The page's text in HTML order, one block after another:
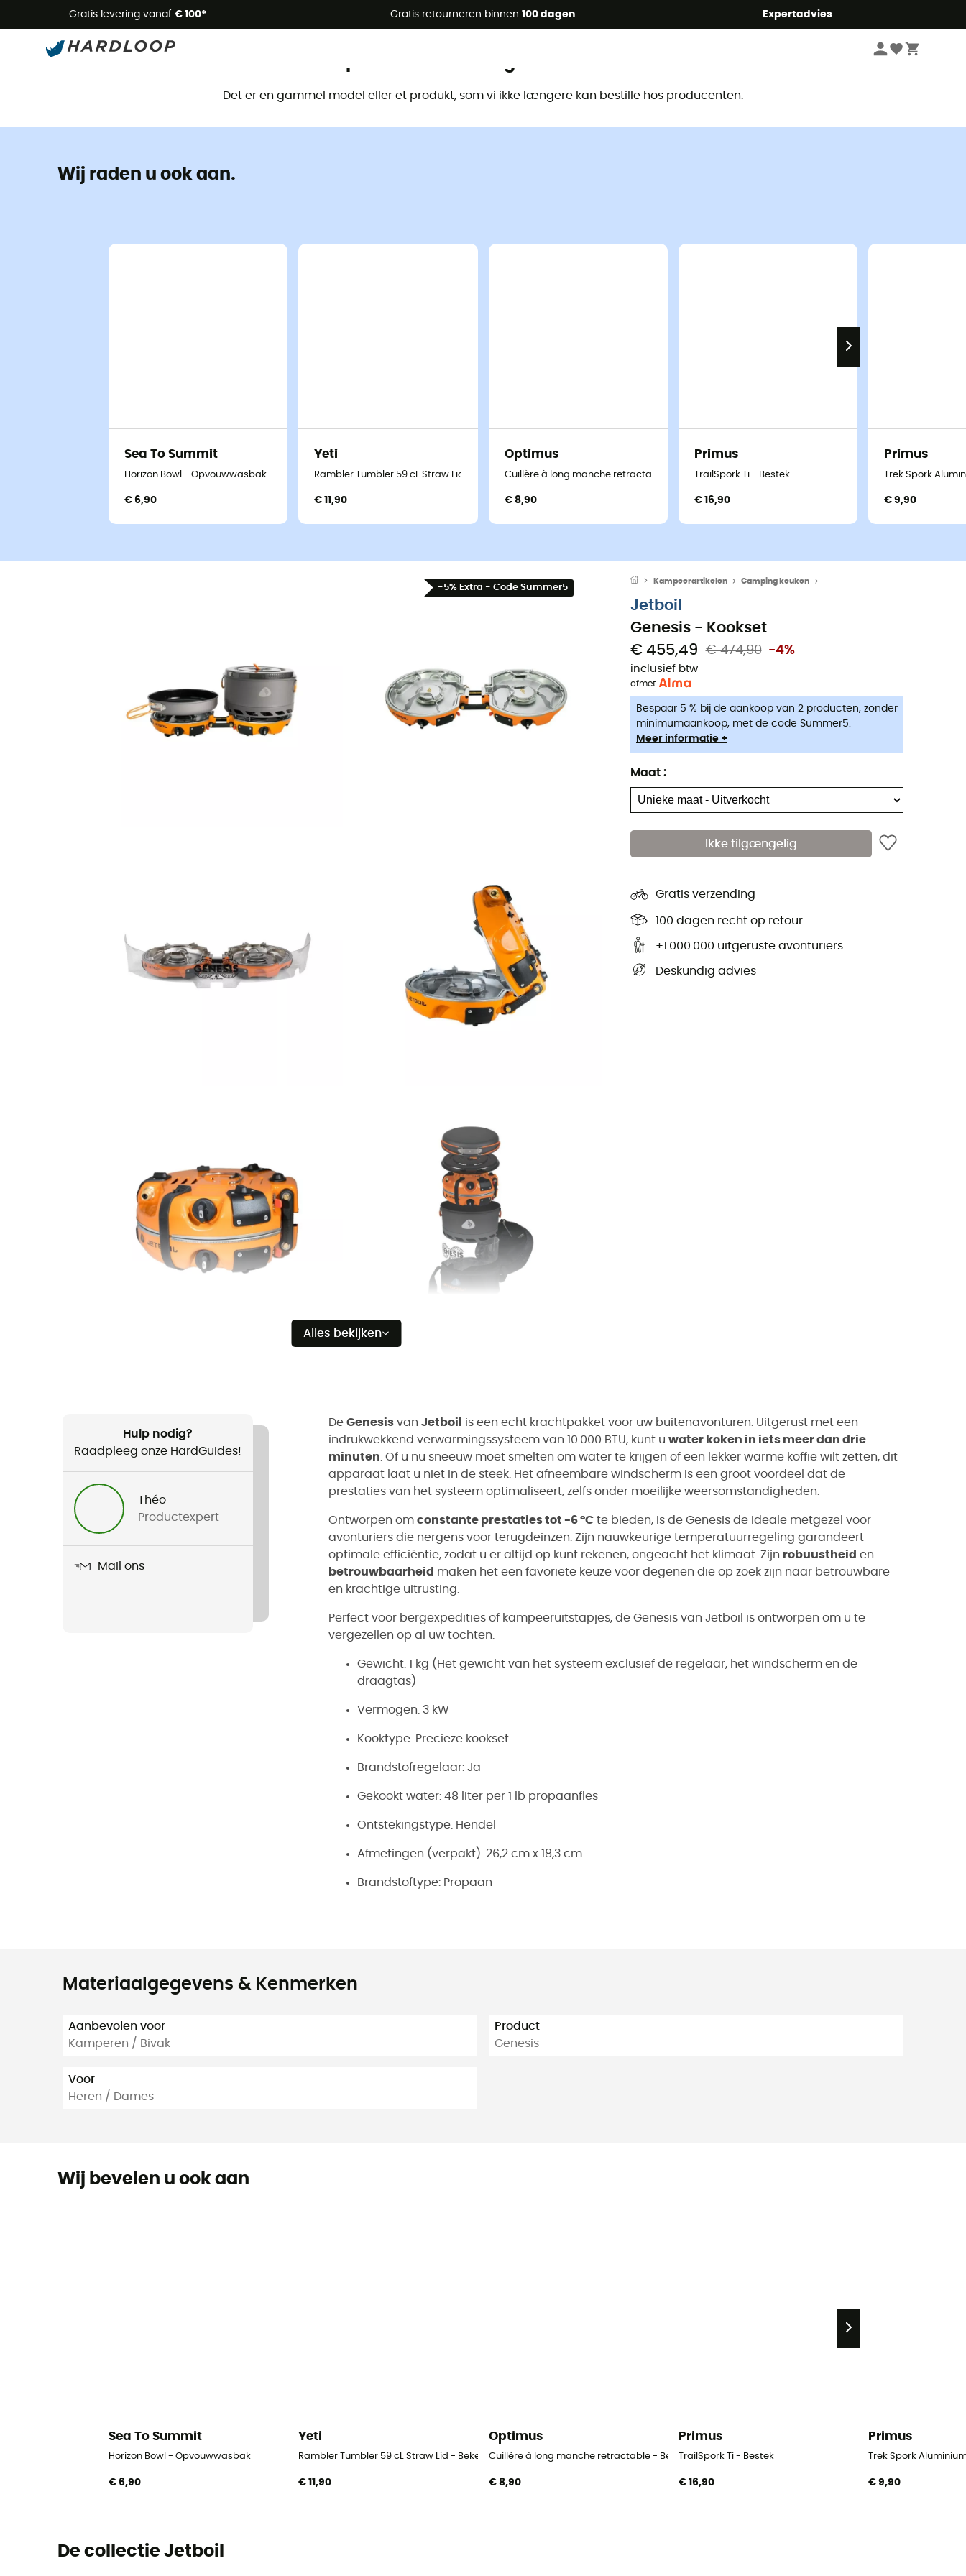
Gratis levering vanaf € 100* Gratis retourneren binnen 100 dagen Expertadvies
Zomeraanbiedingen 🔥 -5% EXTRA vanaf 2 producten* met code Summer5
Det er en gammel model eller et produkt, som vi ikke længere kan bestille hos producenten.
Wij raden u ook aan.
Sea To Summit
Horizon Bowl - Opvouwwasbak
€ 6,90
Yeti
Rambler Tumbler 59 cL Straw Lid - Beker
€ 11,90
Optimus
Cuillère à long manche retractable - Bestek
€ 8,90
Primus
TrailSpork Ti - Bestek
€ 16,90
Primus
Trek Spork
€ 9,90
-5% Extra - Code Summer5
Alles bekijken
Kampeerartikelen Camping keuken
Jetboil
Genesis - Kookset
€ 455,49
€ 474,90 -4%
inclusief btw
ofmet
Bespaar 5 % bij de aankoop van 2 producten, zonder
minimumaankoop, met de code Summer5.
Meer informatie +
Maat :
Ikke tilgængelig
Gratis verzending
100 dagen recht op retour
+1.000.000 uitgeruste avonturiers
Deskundig advies
Hulp nodig?
Raadpleeg onze HardGuides!
Théo
Productexpert
Mail ons
De Genesis van Jetboil
is een echt krachtpakket voor uw buitenavonturen. Uitgerust met een
indrukwekkend verwarmingssysteem van 10.000 BTU, kunt u water koken in iets meer dan drie
minuten . Of u nu sneeuw moet smelten om water te krijgen of een lekker warme koffie wilt zetten, dit
apparaat laat u niet in de steek. Het afneembare windscherm is een groot voordeel dat de
prestaties van het systeem optimaliseert, zelfs onder moeilijke weersomstandigheden.
Ontworpen om constante prestaties tot -6 °C te bieden, is de Genesis de ideale metgezel voor
avonturiers die nergens voor terugdeinzen. Zijn nauwkeurige temperatuurregeling garandeert
optimale efficiëntie, zodat u er altijd op kunt rekenen, ongeacht het klimaat. Zijn robuustheid en
betrouwbaarheid maken het een favoriete keuze voor degenen die op zoek zijn naar betrouwbare
en krachtige uitrusting.
Perfect voor bergexpedities of kampeeruitstapjes, de Genesis van Jetboil is ontworpen om u te
vergezellen op al uw tochten.
Gewicht: 1 kg (Het gewicht van het systeem exclusief de regelaar, het windscherm en de
draagtas)
Vermogen: 3 kW
Kooktype: Precieze kookset
Brandstofregelaar: Ja
Gekookt water: 48 liter per 1 lb propaanfles
Ontstekingstype: Hendel
Afmetingen (verpakt): 26,2 cm x 18,3 cm
Brandstoftype: Propaan
Materiaalgegevens & Kenmerken
Aanbevolen voor
Kamperen / Bivak
Voor
Heren / Dames
Product
Genesis
Wij bevelen u ook aan
Sea To Summit
Horizon Bowl - Opvouwwasbak
€ 6,90
Yeti
Rambler Tumbler 59 cL Straw Lid - Beker
€ 11,90
Optimus
Cuillère à long manche retractable - Bestek
€ 8,90
Primus
TrailSpork Ti - Bestek
€ 16,90
Primus
Trek Spork
€ 9,90
De collectie Jetboil